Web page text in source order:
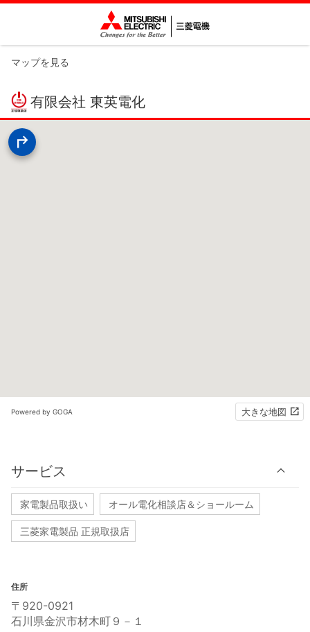
マップを見る
有限会社 東英電化
Powered by GOGA 大きな地図
サービス
家電製品取扱い オール電化相談店＆ショールーム
三菱家電製品 正規取扱店
住所
〒920-0921
石川県金沢市材木町９－１